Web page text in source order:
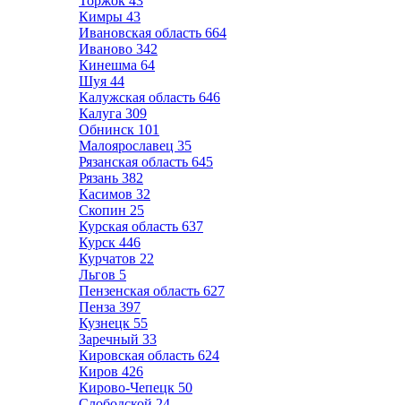
Кимры 43
Ивановская область 664
Иваново 342
Кинешма 64
Шуя 44
Калужская область 646
Калуга 309
Обнинск 101
Малоярославец 35
Рязанская область 645
Рязань 382
Касимов 32
Скопин 25
Курская область 637
Курск 446
Курчатов 22
Льгов 5
Пензенская область 627
Пенза 397
Кузнецк 55
Заречный 33
Кировская область 624
Киров 426
Кирово-Чепецк 50